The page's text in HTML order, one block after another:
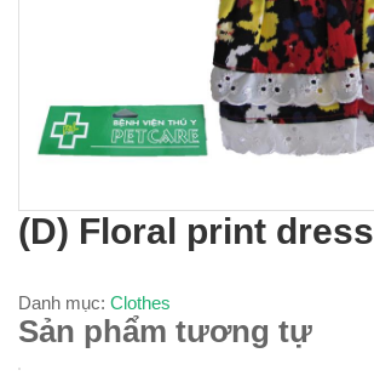
(D) Floral print dress
Danh mục: Clothes
Sản phẩm tương tự